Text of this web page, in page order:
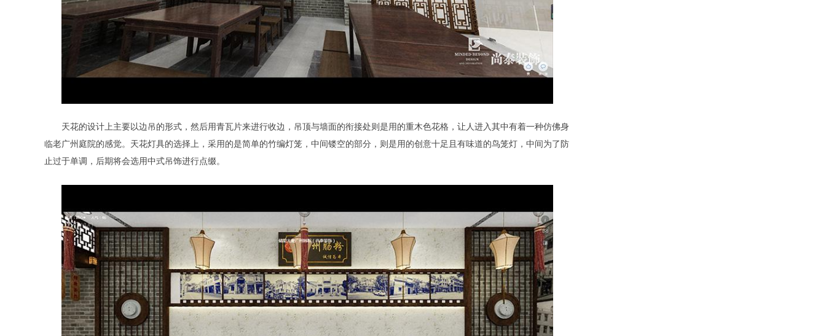
天花的设计上主要以边吊的形式，然后用青瓦片来进行收边，吊顶与墙面的衔接处则是用的重木色花格，让人进入其中有着一种仿佛身
临老广州庭院的感觉。天花灯具的选择上，采用的是简单的竹编灯笼，中间镂空的部分，则是用的创意十足且有味道的鸟笼灯，中间为了防
止过于单调，后期将会选用中式吊饰进行点缀。